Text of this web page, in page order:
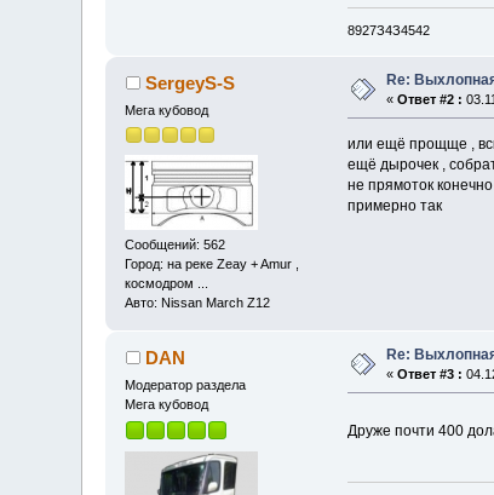
8927З4З4542
SergeyS-S
Мега кубовод
Сообщений: 562
Город: на реке Zeay + Amur ,
космодром ...
Авто: Nissan March Z12
Re:
«Ответ #2 :
или ещё прощще ,
ещё дырочек ,
не прямоток
примерно так
DAN
Модератор раздела
Мега кубовод
Re:
«Ответ #3 :
Друже почти 400